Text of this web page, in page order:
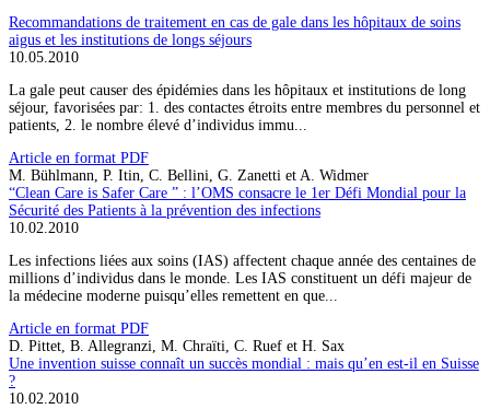
Recommandations de traitement en cas de gale dans les hôpitaux de soins
aigus et les institutions de longs séjours
10.05.2010
La gale peut causer des épidémies dans les hôpitaux et institutions de long
séjour, favorisées par: 1. des contactes étroits entre membres du personnel et
patients, 2. le nombre élevé d’individus immu...
Article en format PDF
M. Bühlmann, P. Itin, C. Bellini, G. Zanetti et A. Widmer
“Clean Care is Safer Care ” : l’OMS consacre le 1er Défi Mondial pour la
Sécurité des Patients à la prévention des infections
10.02.2010
Les infections liées aux soins (IAS) affectent chaque année des centaines de
millions d’individus dans le monde. Les IAS constituent un défi majeur de
la médecine moderne puisqu’elles remettent en que...
Article en format PDF
D. Pittet, B. Allegranzi, M. Chraïti, C. Ruef et H. Sax
Une invention suisse connaît un succès mondial : mais qu’en est-il en Suisse
?
10.02.2010